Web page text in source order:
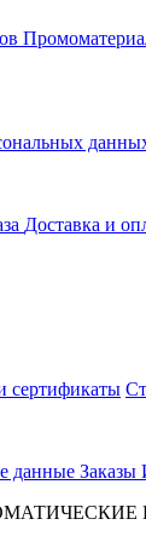
Доставка и
сертификаты
данные Заказы